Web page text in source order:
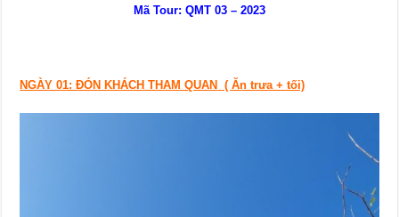
Mã Tour: QMT 03 – 2023
NGÀY 01: ĐÓN KHÁCH THAM QUAN ( Ăn trưa + tối)